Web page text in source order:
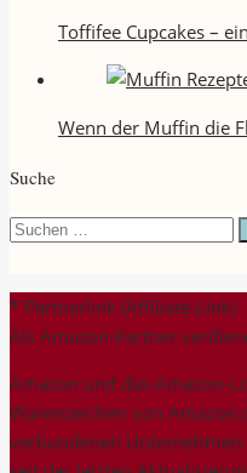
Toffifee Cupcakes –
Wenn der Muffin die
Suche
Suchen
* Partnerlink (Affiliate-Link)
Als Amazon-Partner
Amazon und das Amazon-
Warenzeichen von
verbundenen